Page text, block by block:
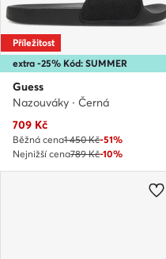
extra -25% Kód: SUMMER
Příležitost
Guess
Nazouváky · Černá
Aktuální cena
709 Kč
Běžná cena1 450 Kč-51%
Nejnižší cena789 Kč-10%